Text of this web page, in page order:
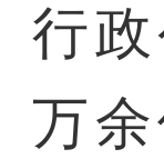
行
万